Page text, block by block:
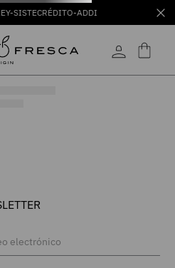
SISTECRÉDITO-ADDI